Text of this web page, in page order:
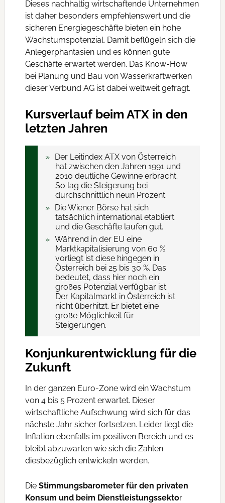
Dieses nachhaltig wirtschaftende Unternehmen
ist daher besonders empfehlenswert und die
sicheren Energiegeschäfte bieten ein hohe
Wachstumspotenzial. Damit beflügeln sich die
Anlegerphantasien und es können gute
Geschäfte erwartet werden. Das Know-How
bei Planung und Bau von Wasserkraftwerken
dieser Verbund AG ist dabei weltweit gefragt.
Kursverlauf beim ATX in den
letzten Jahren
Der Leitindex ATX von Österreich
hat zwischen den Jahren 1991 und
2010 deutliche Gewinne erbracht.
So lag die Steigerung bei
durchschnittlich neun Prozent.
Die Wiener Börse hat sich
tatsächlich international etabliert
und die Geschäfte laufen gut.
Während in der EU eine
Marktkapitalisierung von 60 %
vorliegt ist diese hingegen in
Österreich bei 25 bis 30 %. Das
bedeutet, dass hier noch ein
großes Potenzial verfügbar ist.
Der Kapitalmarkt in Österreich ist
nicht überhitzt. Er bietet eine
große Möglichkeit für
Steigerungen.
Konjunkurentwicklung für die
Zukunft
In der ganzen Euro-Zone wird ein Wachstum
von 4 bis 5 Prozent erwartet. Dieser
wirtschaftliche Aufschwung wird sich für das
nächste Jahr sicher fortsetzen. Leider liegt die
Inflation ebenfalls im positiven Bereich und es
bleibt abzuwarten wie sich die Zahlen
diesbezüglich entwickeln werden.
Die Stimmungsbarometer für den privaten
Konsum und beim Dienstleistungssektor